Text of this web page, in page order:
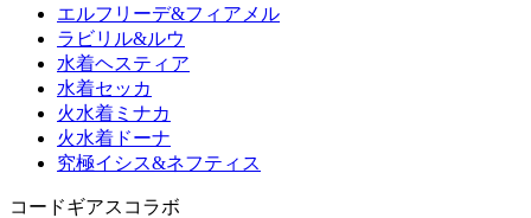
エルフリーデ&フィアメル
ラビリル&ルウ
水着ヘスティア
水着セッカ
火水着ミナカ
火水着ドーナ
究極イシス&ネフティス
コードギアスコラボ